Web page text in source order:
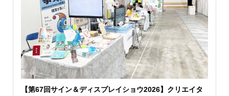
【第67回サイン＆ディスプレイショウ2026】クリエイタ